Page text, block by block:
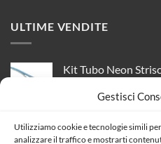
Gestisci
Utilizziamo cookie e tecnologie simili
analizzare il traffico e mostrarti
ULTIME VENDITE
Kit Tubo Neon
Posizione Rosso
prezzo
Alimentatore